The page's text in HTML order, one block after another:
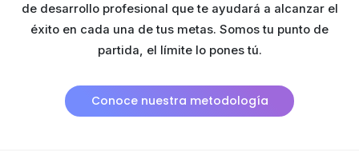
de desarrollo profesional que te ayudará a alcanzar el
éxito en cada una de tus metas. Somos tu punto de
partida, el límite lo pones tú.
Conoce nuestra metodología